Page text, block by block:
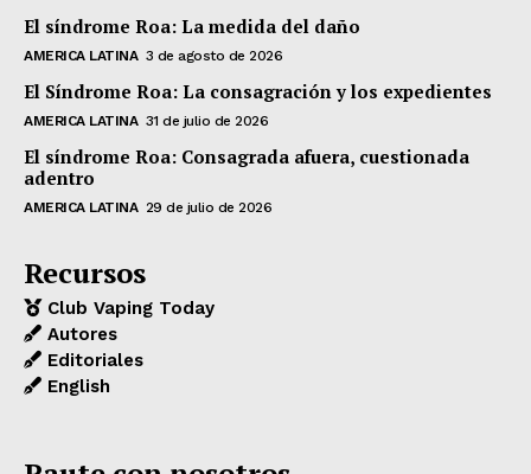
El síndrome Roa: La medida del daño
AMERICA LATINA 3 de agosto de 2026
El Síndrome Roa: La consagración y los expedientes
AMERICA LATINA 31 de julio de 2026
El síndrome Roa: Consagrada afuera, cuestionada
adentro
AMERICA LATINA 29 de julio de 2026
Recursos
Club Vaping Today
Autores
Editoriales
English